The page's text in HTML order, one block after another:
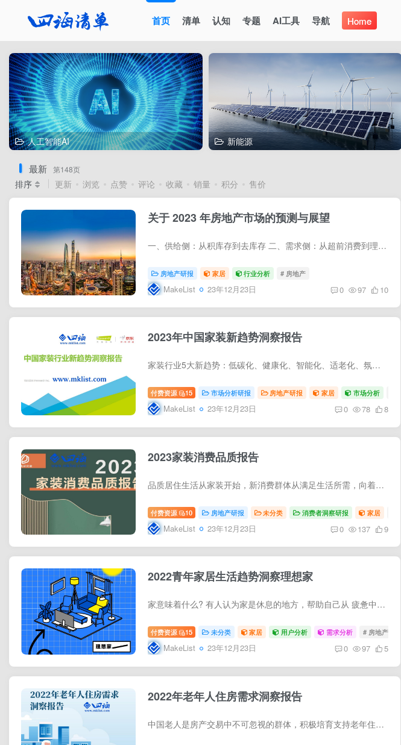
首页 清单 认知 专题 AI工具 导航 Home
人工智能AI 新能源
最新 第148页
排序 更新 浏览 点赞 评论 收藏 销量 积分 售价
关于 2023 年房地产市场的预测与展望
一、供给侧：从积库存到去库存 二、需求侧：从超前消费到理性消费 三、市场展望：从“不稳”到“稳”
房地产研报 家居 行业分析 # 房地产
MakeList 23年12月23日 0 97 10
2023年中国家装新趋势洞察报告
家装行业5大新趋势：低碳化、健康化、智能化、适老化、氛围感 积分只能免费获得，登录签到等即可免费获得积分用于下载PDF版报告
付费资源 15 市场分析研报 房地产研报 家居 市场分析
MakeList 23年12月23日 0 78 8
2023家装消费品质报告
品质居住生活从家装开始，新消费群体从满足生活所需，向着更多附加价值发展，对品质、体验、设计、服务乃至高深层次的精神需求有了更多期待。 积分只能免费获得，登录签到等即可免费获得积分用...
付费资源 10 房地产研报 未分类 消费者洞察研报 家居
MakeList 23年12月23日 0 137 9
2022青年家居生活趋势洞察理想家
家意味着什么? 有人认为家是休息的地方，帮助自己从 疲惫中恢复;有人认为家是内心世界 的外在表现，容纳自己的爱好、学习、 社交;有人认为家是共同情绪，承载着 自己和家人的生活和回忆...........
付费资源 15 未分类 家居 用户分析 需求分析 # 房地产
MakeList 23年12月23日 0 97 5
2022年老年人住房需求洞察报告
中国老人是房产交易中不可忽视的群体，积极培育支持老年住房交易市场，对推动我国社会经济高质量发展有着重要的意义。 首先，它是撬动我国存量住房市场发展的一个重要杠杆，随着中国房地产市 场...